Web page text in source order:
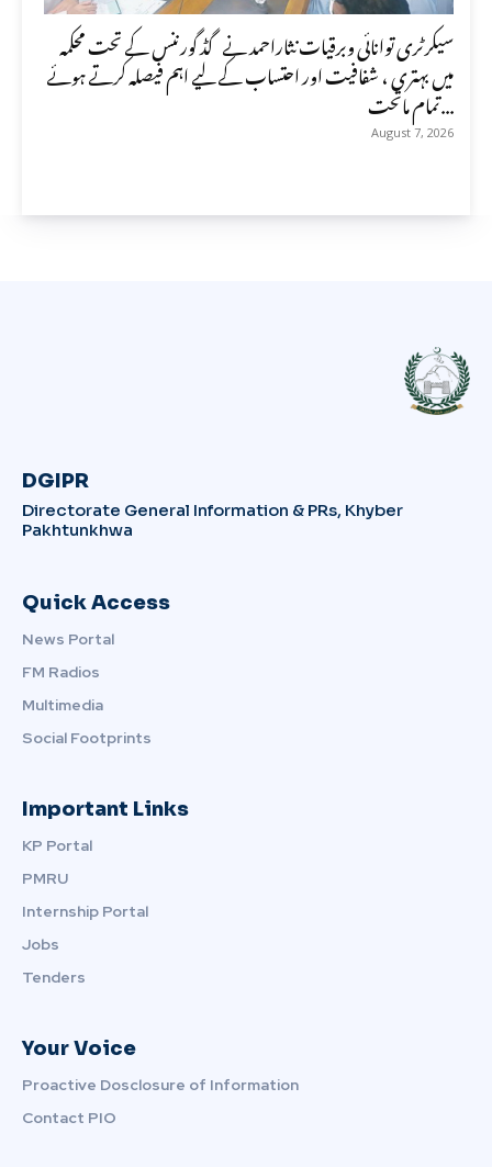
سیکرٹری توانائی وبرقیات نثاراحمد نے گڈ گورننس کے تحت محکمہ
میں بہتری ، شفافیت اور احتساب کے لیے اہم فیصلہ کرتے ہوئے
تمام ماتحت...
August 7, 2026
DGIPR
Directorate General Information & PRs, Khyber
Pakhtunkhwa
Quick Access
News Portal
FM Radios
Multimedia
Social Footprints
Important Links
KP Portal
PMRU
Internship Portal
Jobs
Tenders
Your Voice
Proactive Dosclosure of Information
Contact PIO